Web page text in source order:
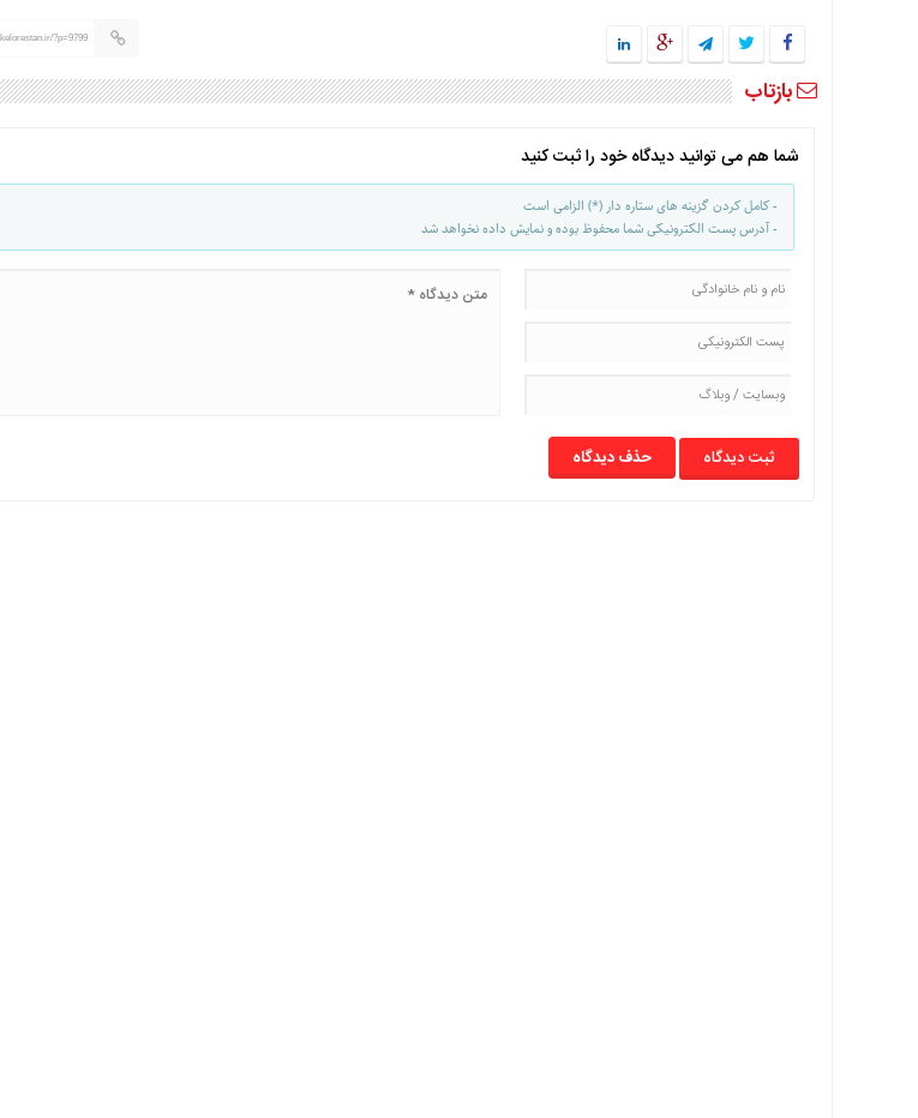
?p=9799
بازتاب
شما هم می توانید دیدگاه خود را ثبت کنید
- کامل کردن گزینه های ستاره دار (*) الزامی است
- آدرس پست الکترونیکی شما محفوظ بوده و نمایش داده نخواهد شد
حذف دیدگاه